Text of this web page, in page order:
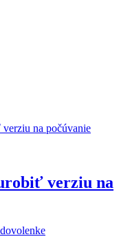
verziu na